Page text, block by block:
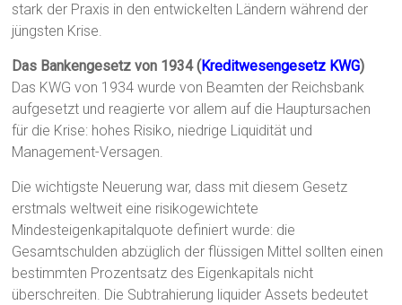
stark der Praxis in den entwickelten Ländern während der
jüngsten Krise.
Das Bankengesetz von 1934 (Kreditwesengesetz KWG)
Das KWG von 1934 wurde von Beamten der Reichsbank
aufgesetzt und reagierte vor allem auf die Hauptursachen
für die Krise: hohes Risiko, niedrige Liquidität und
Management-Versagen.
Die wichtigste Neuerung war, dass mit diesem Gesetz
erstmals weltweit eine risikogewichtete
Mindesteigenkapitalquote definiert wurde: die
Gesamtschulden abzüglich der flüssigen Mittel sollten einen
bestimmten Prozentsatz des Eigenkapitals nicht
überschreiten. Die Subtrahierung liquider Assets bedeutet